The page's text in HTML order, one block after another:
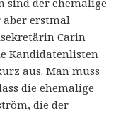
sind der ehemalige
aber erstmal
Carin
Kandidatenlisten
aus. Man muss
die ehemalige
die der